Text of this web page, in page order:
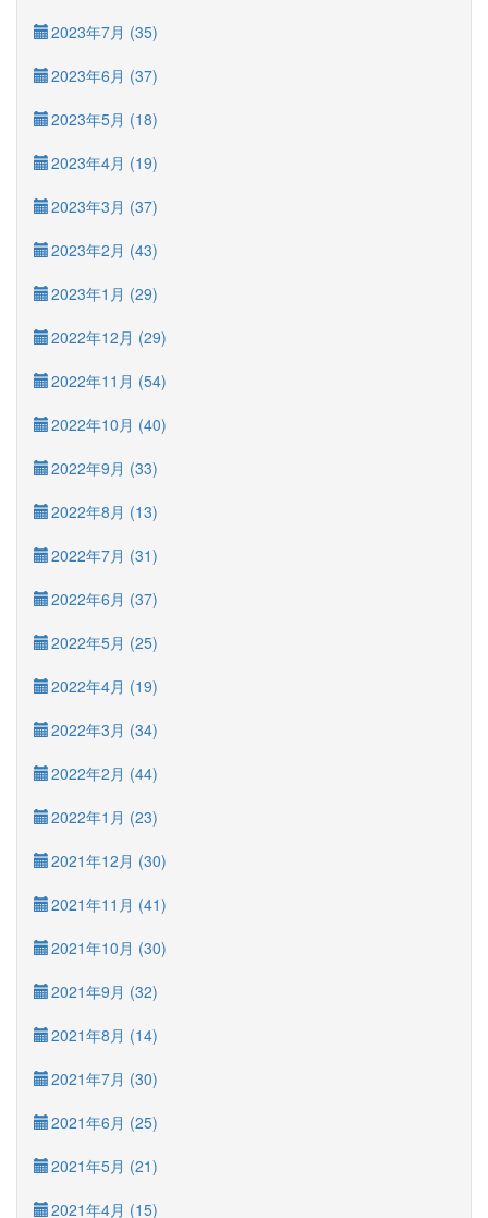
2023年7月 (35)
2023年6月 (37)
2023年5月 (18)
2023年4月 (19)
2023年3月 (37)
2023年2月 (43)
2023年1月 (29)
2022年12月 (29)
2022年11月 (54)
2022年10月 (40)
2022年9月 (33)
2022年8月 (13)
2022年7月 (31)
2022年6月 (37)
2022年5月 (25)
2022年4月 (19)
2022年3月 (34)
2022年2月 (44)
2022年1月 (23)
2021年12月 (30)
2021年11月 (41)
2021年10月 (30)
2021年9月 (32)
2021年8月 (14)
2021年7月 (30)
2021年6月 (25)
2021年5月 (21)
2021年4月 (15)